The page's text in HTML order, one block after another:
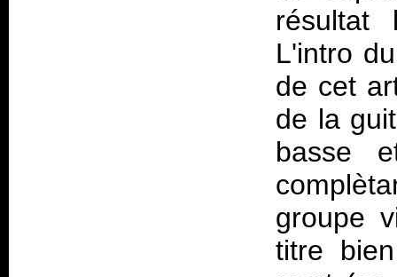
résultat
L'intro
de cet
de la
basse
groupe
titre